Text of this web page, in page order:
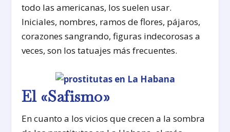
todo las americanas, los suelen usar.
Iniciales, nombres, ramos de flores, pájaros,
corazones sangrando, figuras indecorosas a
veces, son los tatuajes más frecuentes.
El «Safismo»
En cuanto a los vicios que crecen a la sombra